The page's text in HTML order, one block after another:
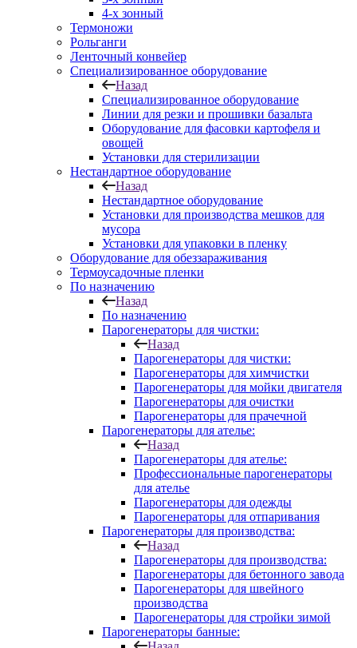
4-х зонный
Термоножи
Рольганги
Ленточный конвейер
Специализированное оборудование
Назад
Специализированное оборудование
Линии для резки и прошивки базальта
Оборудование для фасовки картофеля и
овощей
Установки для стерилизации
Нестандартное оборудование
Назад
Нестандартное оборудование
Установки для производства мешков для
мусора
Установки для упаковки в пленку
Оборудование для обеззараживания
Термоусадочные пленки
По назначению
Назад
По назначению
Парогенераторы для чистки:
Назад
Парогенераторы для чистки:
Парогенераторы для химчистки
Парогенераторы для мойки двигателя
Парогенераторы для очистки
Парогенераторы для прачечной
Парогенераторы для ателье:
Назад
Парогенераторы для ателье:
Профессиональные парогенераторы
для ателье
Парогенераторы для одежды
Парогенераторы для отпаривания
Парогенераторы для производства:
Назад
Парогенераторы для производства:
Парогенераторы для бетонного завода
Парогенераторы для швейного
производства
Парогенераторы для стройки зимой
Парогенераторы банные: